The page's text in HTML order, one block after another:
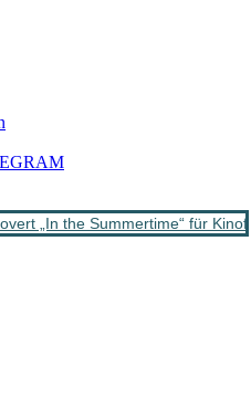
„In the Summertime“ für